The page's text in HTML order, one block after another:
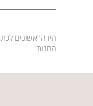
היו הראשונים
החנות